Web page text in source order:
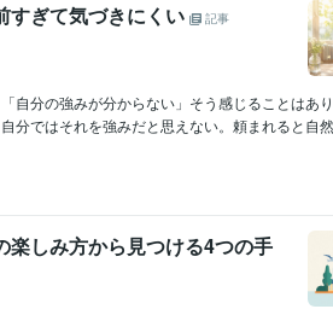
すぎて気づきにくい
記事
自分の強みが分からない」そう感じることはあ
分ではそれを強みだと思えない。頼まれると自
楽しみ方から見つける4つの手